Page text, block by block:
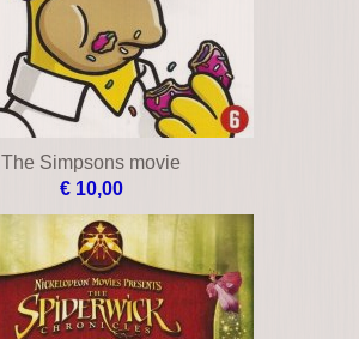
The Simpsons movie
€ 10,00